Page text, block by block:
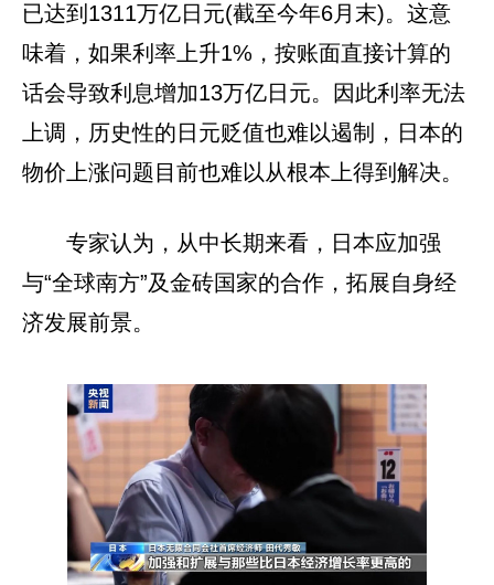
已达到1311万亿日元(截至今年6月末)。这意
味着，如果利率上升1%，按账面直接计算的
话会导致利息增加13万亿日元。因此利率无法
上调，历史性的日元贬值也难以遏制，日本的
物价上涨问题目前也难以从根本上得到解决。
专家认为，从中长期来看，日本应加强
与“全球南方”及金砖国家的合作，拓展自身经
济发展前景。